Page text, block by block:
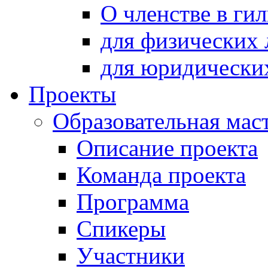
О членстве в
для физических
для
Проекты
Образовательная
Описание проекта
Команда проекта
Программа
Спикеры
Участники